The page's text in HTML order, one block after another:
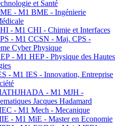
et Santé
- M1 BME - Ingénierie
- M1 CHI - Chimie et Interfaces
- M1 CCSN - Maj. CPS -
Cyber Physique
- M1 HEP - Physique des Hautes
- M1 IES - Innovation, Entreprise
- M1 MJH -
Jacques Hadamard
- M1 Mech - Mecanique
- M1 MiE - Master en Economie